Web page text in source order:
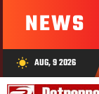
NEWS
wb_sunny AUG, 9 2026